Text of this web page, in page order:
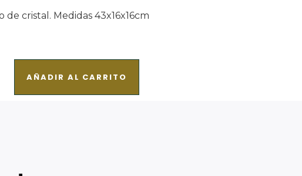
cristal. Medidas 43x16x16cm
AÑADIR AL CARRITO